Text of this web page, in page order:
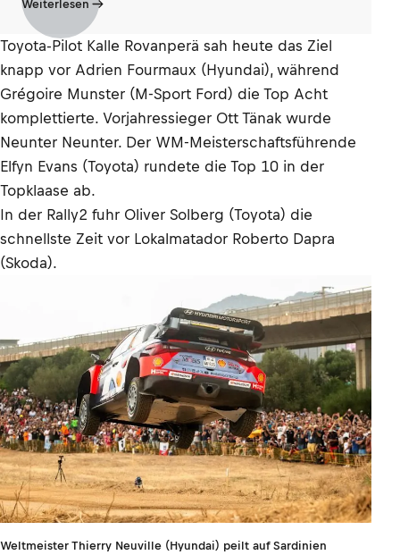
Weiterlesen
Toyota-Pilot Kalle Rovanperä sah heute das Ziel
knapp vor Adrien Fourmaux (Hyundai), während
Grégoire Munster (M-Sport Ford) die Top Acht
komplettierte. Vorjahressieger Ott Tänak wurde
Neunter Neunter. Der WM-Meisterschaftsführende
Elfyn Evans (Toyota) rundete die Top 10 in der
Topklaase ab.
In der Rally2 fuhr Oliver Solberg (Toyota) die
schnellste Zeit vor Lokalmatador Roberto Dapra
(Skoda).
Weltmeister Thierry Neuville (Hyundai) peilt auf Sardinien